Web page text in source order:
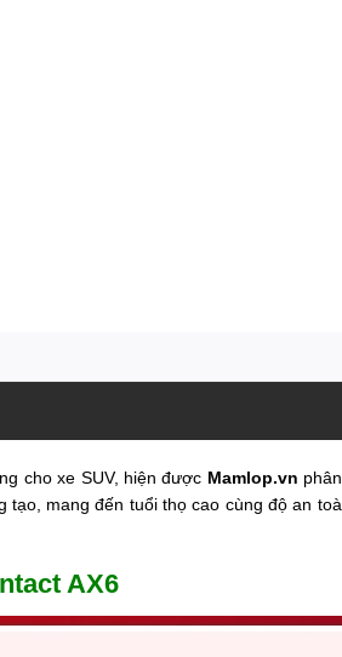
cho xe SUV, hiện được Mamlop.vn
mang đến tuổi thọ cao cùng độ an
AX6